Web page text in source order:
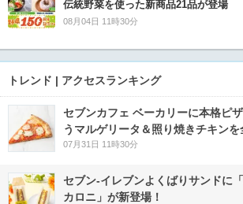
伝統野菜を使った新商品21品が登場
08月04日 11時30分
トレンド | アクセスランキング
セブンカフェ ベーカリーに本格ピ
うマルゲリータ＆照り焼きチキンを
07月31日 11時30分
セブン‐イレブンよくばりサンドに
カロニ」が新登場！